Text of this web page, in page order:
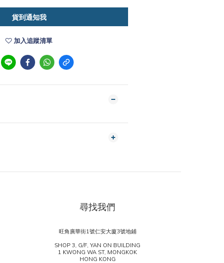
貨到通知我
加入追蹤清單
尋找我們
旺角廣華街1號仁安大廈3號地鋪
SHOP 3, G/F, YAN ON BUILDING
1 KWONG WA ST, MONGKOK
HONG KONG